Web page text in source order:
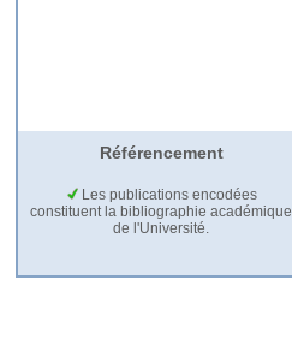
Référencement
Les publications encodées
constituent la bibliographie académique
de l'Université.